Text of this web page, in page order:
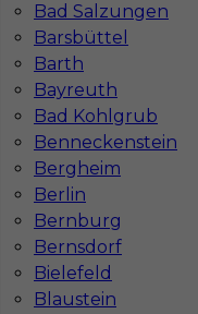
Bad Salzungen
Barsbüttel
Barth
Bayreuth
Bad Kohlgrub
Benneckenstein
Bergheim
Berlin
Bernburg
Bernsdorf
Bielefeld
Blaustein
Mapa ofert pracy
Mapa kategorii
Informacje w sprawie